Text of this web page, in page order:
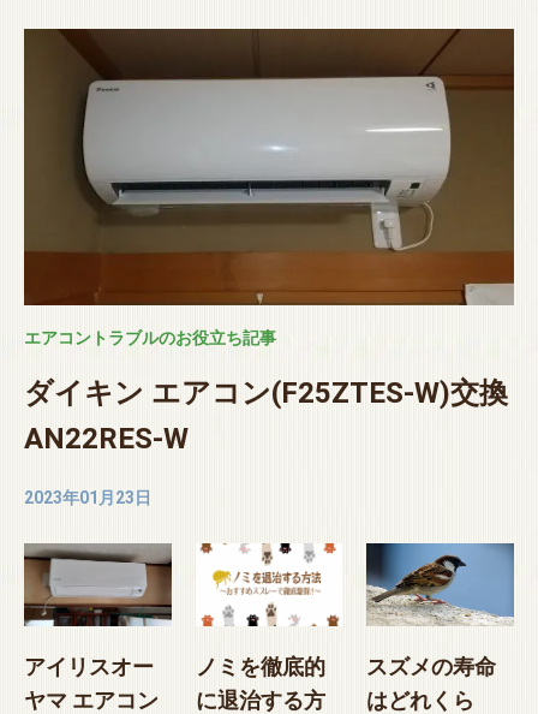
エアコントラブルのお役立ち記事
ダイキン エアコン(F25ZTES-W)交換
AN22RES-W
2023年01月23日
アイリスオー
ヤマ エアコン
ノミを徹底的
に退治する方
スズメの寿命
はどれくら